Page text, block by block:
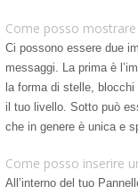
Come posso
Ci possono essere due
messaggi. La prima è
la forma di stelle,
il tuo livello. Sotto può
che in genere è unica e
Come posso inserire
All’interno del tuo